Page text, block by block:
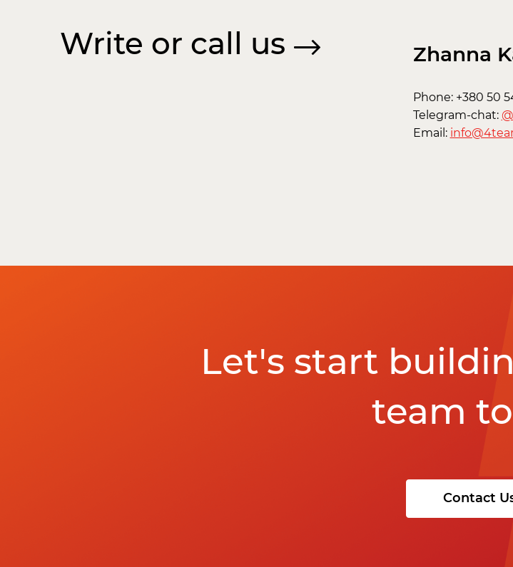
Write or call us Zhanna
Phone: +380 50
Telegram-chat:
Email:
Let's start
team
Contact